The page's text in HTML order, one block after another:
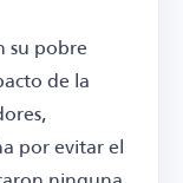
su pobre
de la
por evitar el